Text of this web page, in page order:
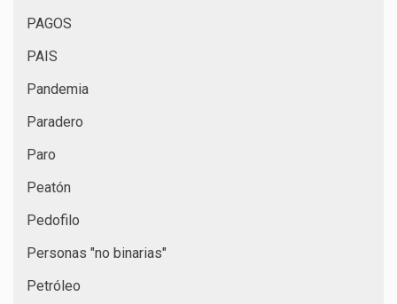
PAGOS
PAIS
Pandemia
Paradero
Paro
Peatón
Pedofilo
Personas "no binarias"
Petróleo